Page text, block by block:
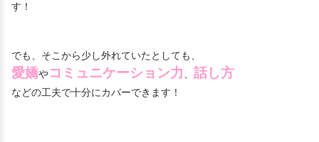
す！
でも、そこから少し外れていたとしても、
愛嬌やコミュニケーション力、 話し方
などの工夫で十分にカバーできます！